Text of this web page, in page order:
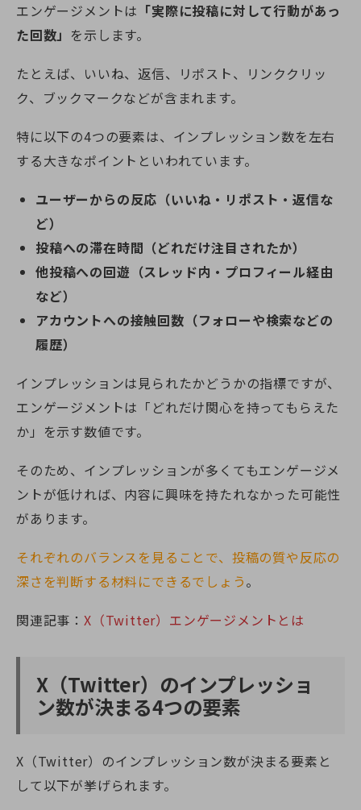
エンゲージメントは 「実際に投稿に対して行動があっ
た回数」 を示します。
たとえば、いいね、返信、リポスト、リンククリッ
ク、ブックマークなどが含まれます。
特に以下の4つの要素は、インプレッション数を左右
する大きなポイントといわれています。
ユーザーからの反応（いいね・リポスト・返信な
ど）
投稿への滞在時間（どれだけ注目されたか）
他投稿への回遊（スレッド内・プロフィール経由
など）
アカウントへの接触回数（フォローや検索などの
履歴）
インプレッションは見られたかどうかの指標ですが、
エンゲージメントは「どれだけ関心を持ってもらえた
か」を示す数値です。
そのため、インプレッションが多くてもエンゲージメ
ントが低ければ、内容に興味を持たれなかった可能性
があります。
それぞれのバランスを見ることで、投稿の質や反応の
深さを判断する材料にできるでしょう。
関連記事： X（Twitter）エンゲージメントとは
X（Twitter）のインプレッショ
ン数が決まる4つの要素
X（Twitter）のインプレッション数が決まる要素と
して以下が挙げられます。